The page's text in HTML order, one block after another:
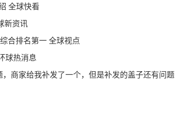
全球快看
新资讯
合排名第一 全球视点
球热消息
商家给我补发了一个，但是补发的盖子还有问题